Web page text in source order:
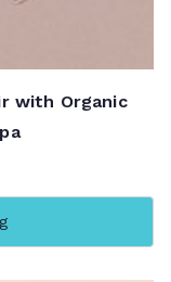
with Organic